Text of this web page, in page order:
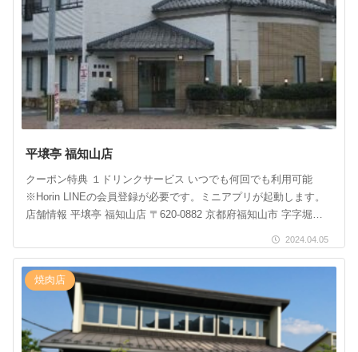
平壌亭 福知山店
クーポン特典 １ドリンクサービス いつでも何回でも利用可能
※Horin LINEの会員登録が必要です。ミニアプリが起動します。
店舗情報 平壌亭 福知山店 〒620-0882 京都府福知山市 字字堀
2024.04.05
焼肉店